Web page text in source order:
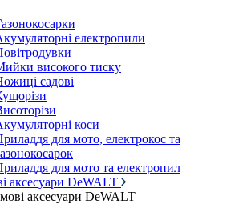
електропили
високого тиску
садові
коси
для мото, електрокос та
для мото та електропил
аксесуари DeWALT
аксесуари DeWALT